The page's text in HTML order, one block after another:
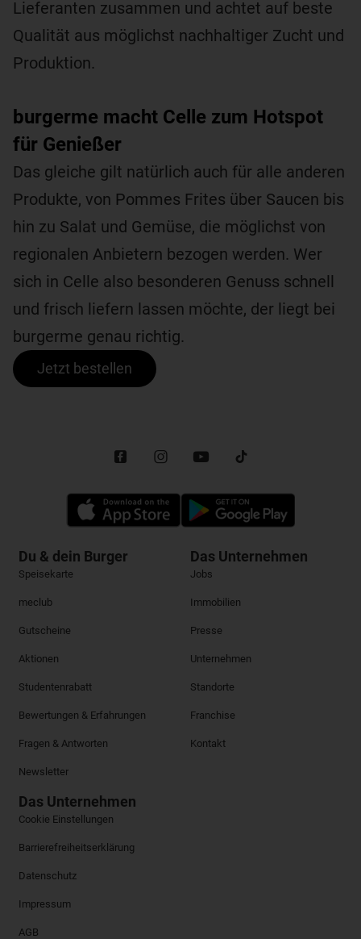
Lieferanten zusammen und achtet auf beste
Qualität aus möglichst nachhaltiger Zucht und
Produktion.
burgerme macht Celle zum Hotspot
für Genießer
Das gleiche gilt natürlich auch für alle anderen
Produkte, von Pommes Frites über Saucen bis
hin zu Salat und Gemüse, die möglichst von
regionalen Anbietern bezogen werden. Wer
sich in Celle also besonderen Genuss schnell
und frisch liefern lassen möchte, der liegt bei
burgerme genau richtig.
Jetzt bestellen
Du & dein Burger
Speisekarte
meclub
Gutscheine
Aktionen
Studentenrabatt
Bewertungen & Erfahrungen
Fragen & Antworten
Newsletter
Das Unternehmen
Jobs
Immobilien
Presse
Unternehmen
Standorte
Franchise
Kontakt
Das Unternehmen
Cookie Einstellungen
Barrierefreiheitserklärung
Datenschutz
Impressum
AGB